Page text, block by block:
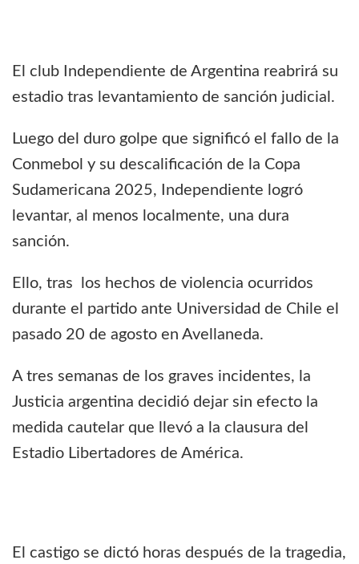
El club Independiente de Argentina reabrirá su
estadio tras levantamiento de sanción judicial.
Luego del duro golpe que significó el fallo de la
Conmebol y su descalificación de la Copa
Sudamericana 2025, Independiente logró
levantar, al menos localmente, una dura
sanción.
Ello, tras los hechos de violencia ocurridos
durante el partido ante Universidad de Chile el
pasado 20 de agosto en Avellaneda.
A tres semanas de los graves incidentes, la
Justicia argentina decidió dejar sin efecto la
medida cautelar que llevó a la clausura del
Estadio Libertadores de América.
El castigo se dictó horas después de la tragedia,